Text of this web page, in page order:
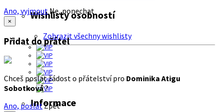
Wishlisty osobností
Zobrazit všechny wishlisty
Informace
Ano, vyjmout Ne, ponechat
×
Přidat do přátel
Chceš poslat žádost o přátelství pro Dominika Atigu
Sobotková?
Ano, poslatZpět